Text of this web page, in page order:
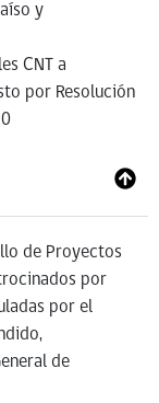
y
CNT a
por Resolución
de Proyectos
por
por el
de